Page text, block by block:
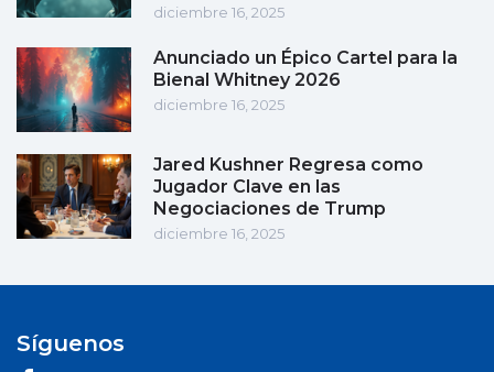
diciembre 16, 2025
Anunciado un Épico Cartel para la
Bienal Whitney 2026
diciembre 16, 2025
Jared Kushner Regresa como
Jugador Clave en las
Negociaciones de Trump
diciembre 16, 2025
Síguenos